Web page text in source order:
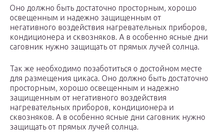
Оно должно быть достаточно просторным, хорошо
освещенным и надежно защищенным от
негативного воздействия нагревательных приборов,
кондиционера и сквозняков. А в особенно ясные дни
саговник нужно защищать от прямых лучей солнца.
Так же необходимо позаботиться о достойном месте
для размещения цикаса. Оно должно быть достаточно
просторным, хорошо освещенным и надежно
защищенным от негативного воздействия
нагревательных приборов, кондиционера и
сквозняков. А в особенно ясные дни саговник нужно
защищать от прямых лучей солнца.